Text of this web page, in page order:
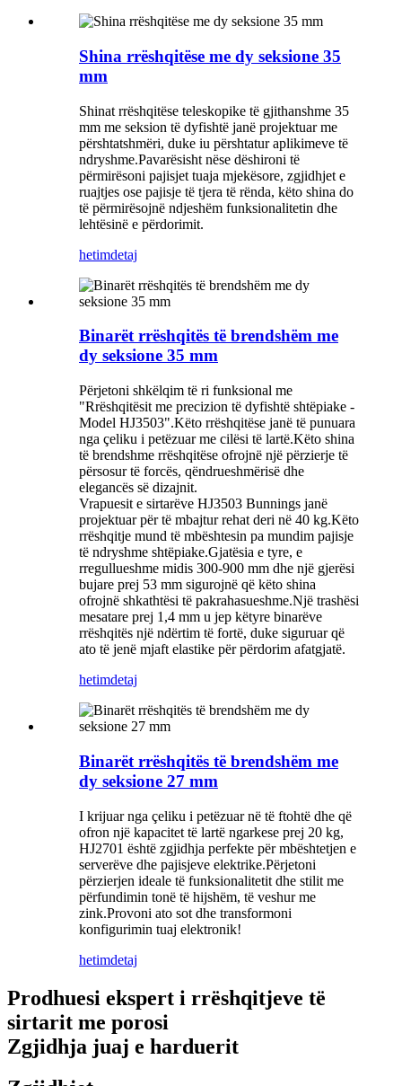
Shina rrëshqitëse me dy seksione 35
mm
Shinat rrëshqitëse teleskopike të gjithanshme 35
mm me seksion të dyfishtë janë projektuar me
përshtatshmëri, duke iu përshtatur aplikimeve të
ndryshme.Pavarësisht nëse dëshironi të
përmirësoni pajisjet tuaja mjekësore, zgjidhjet e
ruajtjes ose pajisje të tjera të rënda, këto shina do
të përmirësojnë ndjeshëm funksionalitetin dhe
lehtësinë e përdorimit.
hetimdetaj
Binarët rrëshqitës të brendshëm me
dy seksione 35 mm
Përjetoni shkëlqim të ri funksional me
"Rrëshqitësit me precizion të dyfishtë shtëpiake -
Model HJ3503".Këto rrëshqitëse janë të punuara
nga çeliku i petëzuar me cilësi të lartë.Këto shina
të brendshme rrëshqitëse ofrojnë një përzierje të
përsosur të forcës, qëndrueshmërisë dhe
elegancës së dizajnit.
Vrapuesit e sirtarëve HJ3503 Bunnings janë
projektuar për të mbajtur rehat deri në 40 kg.Këto
rrëshqitje mund të mbështesin pa mundim pajisje
të ndryshme shtëpiake.Gjatësia e tyre, e
rregullueshme midis 300-900 mm dhe një gjerësi
bujare prej 53 mm sigurojnë që këto shina
ofrojnë shkathtësi të pakrahasueshme.Një trashësi
mesatare prej 1,4 mm u jep këtyre binarëve
rrëshqitës një ndërtim të fortë, duke siguruar që
ato të jenë mjaft elastike për përdorim afatgjatë.
hetimdetaj
Binarët rrëshqitës të brendshëm me
dy seksione 27 mm
I krijuar nga çeliku i petëzuar në të ftohtë dhe që
ofron një kapacitet të lartë ngarkese prej 20 kg,
HJ2701 është zgjidhja perfekte për mbështetjen e
serverëve dhe pajisjeve elektrike.Përjetoni
përzierjen ideale të funksionalitetit dhe stilit me
përfundimin tonë të hijshëm, të veshur me
zink.Provoni ato sot dhe transformoni
konfigurimin tuaj elektronik!
hetimdetaj
Prodhuesi ekspert i rrëshqitjeve të
sirtarit me porosi
Zgjidhja juaj e harduerit